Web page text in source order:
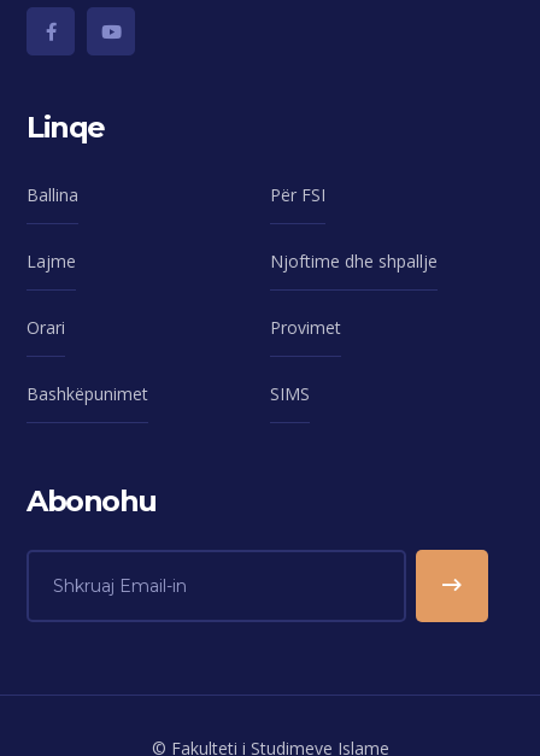
Linqe
Ballina Për FSI
Lajme Njoftime dhe shpallje
Orari Provimet
Bashkëpunimet SIMS
Abonohu
© Fakulteti i Studimeve Islame